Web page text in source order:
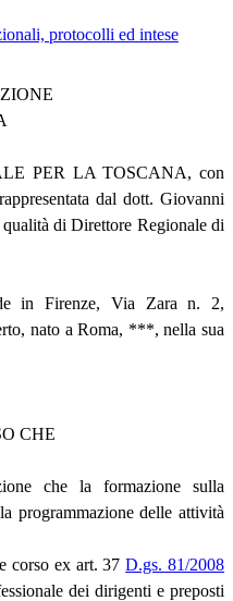
protocolli ed intese
PER LA TOSCANA, con
dal dott. Giovanni
di Direttore Regionale di
in Firenze, Via Zara n. 2,
nato a Roma, ***, nella sua
CHE
che la formazione sulla
programmazione delle attività
corso ex art. 37D.gs. 81/2008
dei dirigenti e preposti